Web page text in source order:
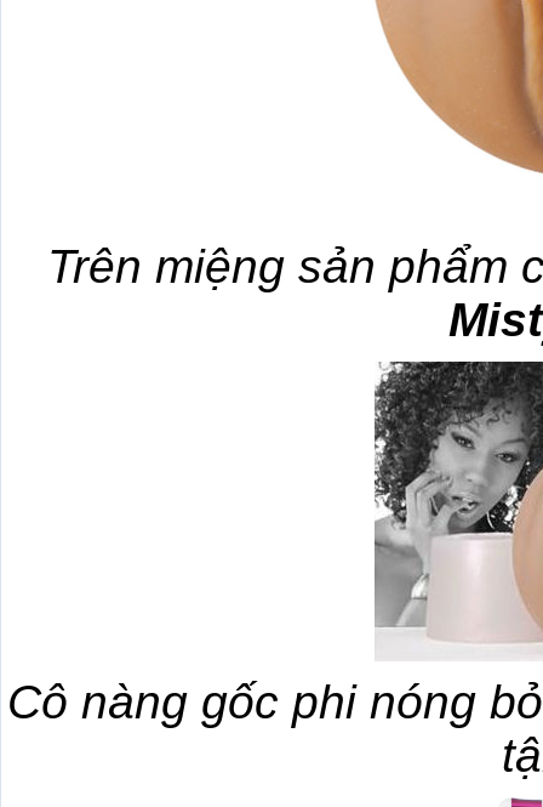
Trên miệng sản phẩm
Cô nàng gốc phi nóng